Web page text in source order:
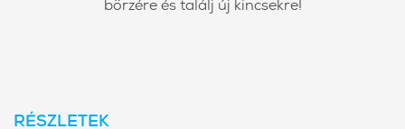
börzére és találj új kincsekre!
RÉSZLETEK